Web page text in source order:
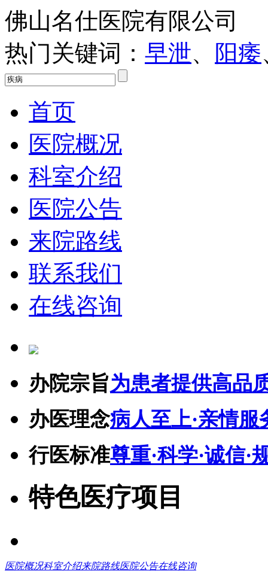
佛山名仕医院有限公司
热门关键词： 早泄、 阳痿
首页
医院概况
科室介绍
医院公告
来院路线
联系我们
在线咨询
办院宗旨为患者提供高品
办医理念病人至上·亲情服
行医标准尊重·科学·诚信·
特色医疗项目
医院概况科室介绍来院路线医院公告在线咨询